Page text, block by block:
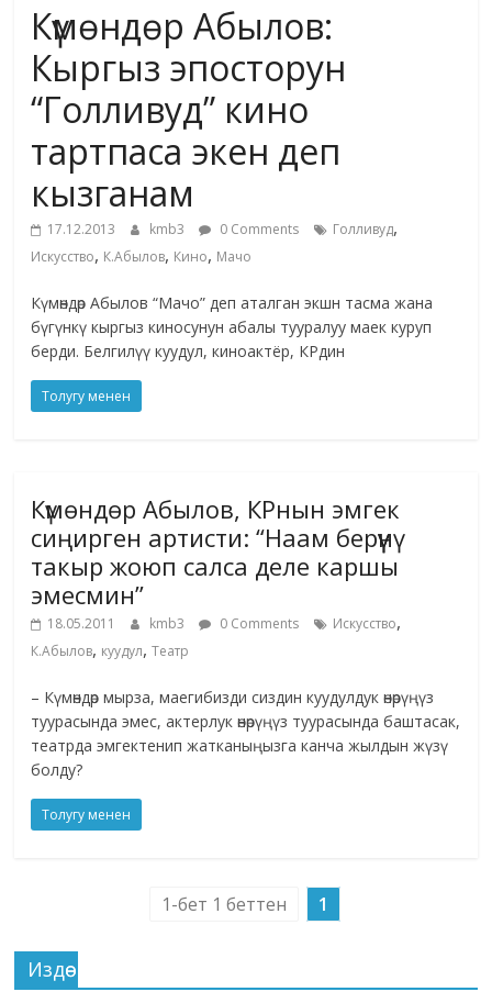
жана
адабияты
Күмөндөр Абылов:
Кыргыз эпосторун
“Голливуд” кино
тартпаса экен деп
кызганам
17.12.2013 kmb3 0 Comments Голливуд,
Искусство, К.Абылов, Кино, Мачо
Күмөндөр Абылов “Мачо” деп аталган экшн тасма жана
бүгүнкү кыргыз киносунун абалы тууралуу маек куруп
берди. Белгилүү куудул, киноактёр, КРдин
Толугу менен
Күмөндөр Абылов, КРнын эмгек
сиңирген артисти: “Наам берүүнү
такыр жоюп салса деле каршы
эмесмин”
18.05.2011 kmb3 0 Comments Искусство,
К.Абылов, куудул,Театр
– Күмөндөр мырза, маегибизди сиздин куудулдук өнөрүңүз
туурасында эмес, актерлук өнөрүңүз туурасында баштасак,
театрда эмгектенип жатканыңызга канча жылдын жүзү
болду?
Толугу менен
1-бет 1 беттен 1
Издөө